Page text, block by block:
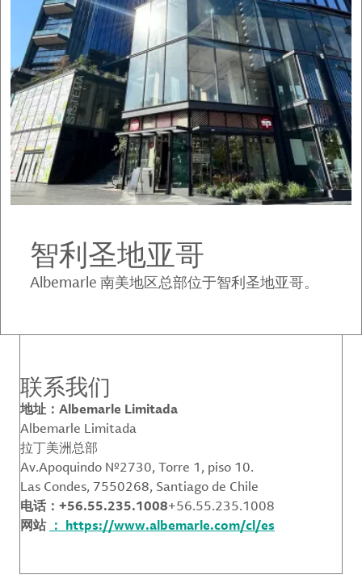
智利圣地亚哥
Albemarle 南美地区总部位于智利圣地亚哥。
联系我们
地址：Albemarle Limitada
Albemarle Limitada
拉丁美洲总部
Av.Apoquindo Nº2730, Torre 1, piso 10.
Las Condes, 7550268, Santiago de Chile
电话：+56.55.235.1008+56.55.235.1008
网站 ： https://www.albemarle.com/cl/es